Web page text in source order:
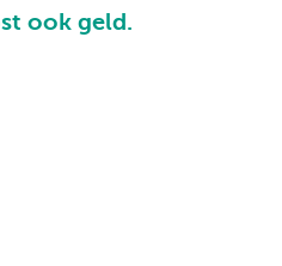
ook geld.